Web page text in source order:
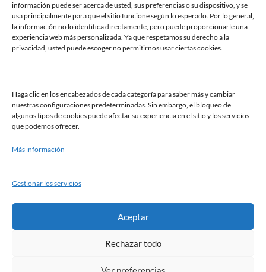
información puede ser acerca de usted, sus preferencias o su dispositivo, y se
usa principalmente para que el sitio funcione según lo esperado. Por lo general,
la información no lo identifica directamente, pero puede proporcionarle una
experiencia web más personalizada. Ya que respetamos su derecho a la
privacidad, usted puede escoger no permitirnos usar ciertas cookies.
Haga clic en los encabezados de cada categoría para saber más y cambiar
nuestras configuraciones predeterminadas. Sin embargo, el bloqueo de
algunos tipos de cookies puede afectar su experiencia en el sitio y los servicios
que podemos ofrecer.
Más información
Gestionar los servicios
Aceptar
Rechazar todo
Buscar
Asociados a: